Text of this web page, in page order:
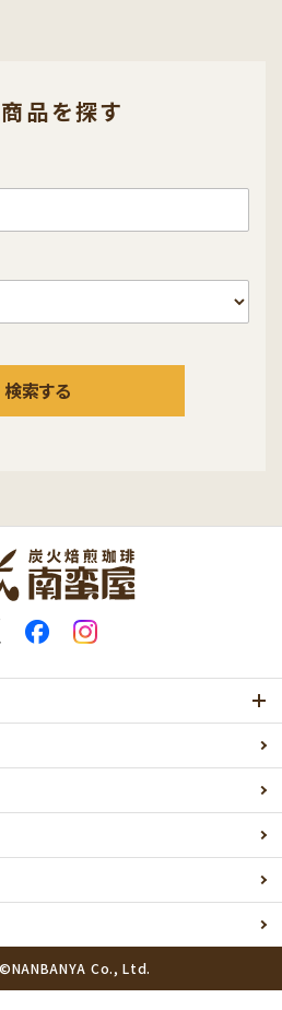
品を探す
検索する
Co., Ltd.